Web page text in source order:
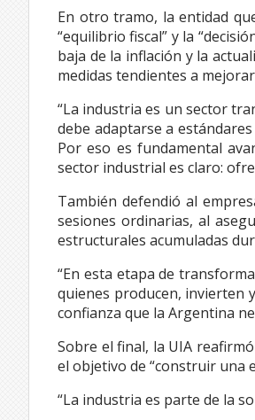
En otro tramo, la entidad
“equilibrio fiscal” y la
baja de la inflación y la
medidas tendientes a
“La industria es un sector
debe adaptarse a
Por eso es fundamental
sector industrial es claro:
También defendió al
sesiones ordinarias, al
estructurales acumuladas
“En esta etapa de
quienes producen, invierten
confianza que la Argentina
Sobre el final, la UIA
el objetivo de “construir una
“La industria es parte de la